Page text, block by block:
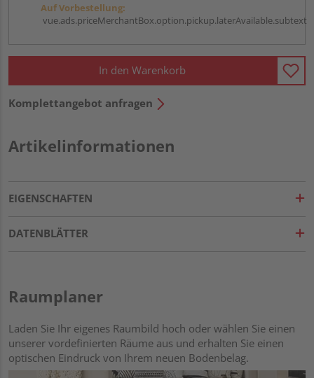
Auf Vorbestellung:
vue.ads.priceMerchantBox.option.pickup.laterAvailable.subtext
In den Warenkorb
Komplettangebot anfragen
Artikelinformationen
EIGENSCHAFTEN
DATENBLÄTTER
Raumplaner
Laden Sie Ihr eigenes Raumbild hoch oder wählen Sie einen
unserer vordefinierten Räume aus und erhalten Sie einen
optischen Eindruck von Ihrem neuen Bodenbelag.